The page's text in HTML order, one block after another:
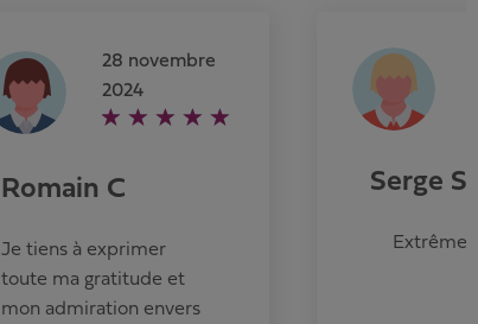
28 novembre
2024
Romain C
Je tiens à exprimer
toute ma gratitude et
mon admiration envers
Serge S